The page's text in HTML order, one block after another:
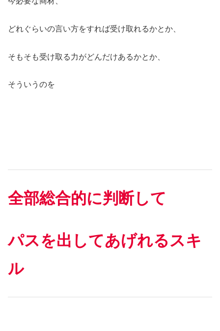
どれぐらいの言い方をすれば受け取れるかとか、
そもそも受け取る力がどんだけあるかとか、
そういうのを
全部総合的に判断して
パスを出してあげれるスキ
ル